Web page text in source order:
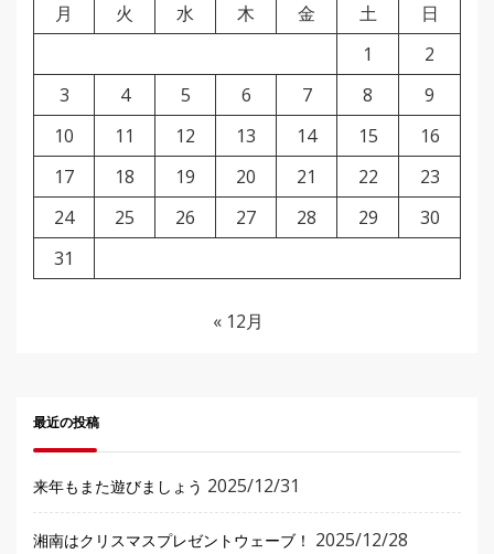
月
火 水 木 金 土
日
1
2
3
4 5 6 7 8
9
10
11 12 13 14 15
16
17
18 19 20 21 22
23
24
25 26 27 28 29
30
31
« 12月
最近の投稿
来年もまた遊びましょう 2025/12/31
湘南はクリスマスプレゼントウェーブ！ 2025/12/28